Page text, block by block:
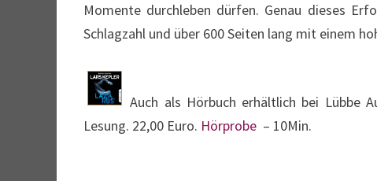
Momente durchleben dürfen. Genau dieses
Schlagzahl und über 600 Seiten lang mit einem
Auch als Hörbuch erhältlich bei Lübbe
Lesung. 22,00 Euro. Hörprobe – 10Min.